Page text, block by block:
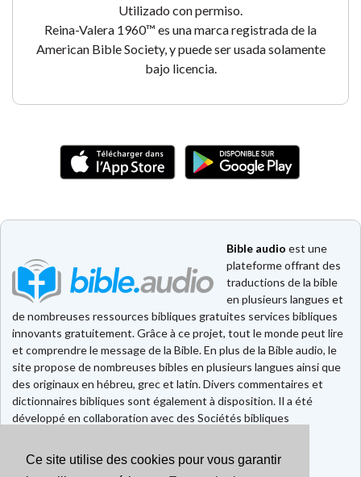
Ce site utilise des cookies pour vous garantir
Utilizado con permiso.
Reina-Valera 1960™ es una marca registrada de la
American Bible Society, y puede ser usada solamente
bajo licencia.
Bible audio est une
plateforme offrant des
traductions de la bible
en plusieurs langues et
de nombreuses ressources bibliques gratuites services bibliques
innovants gratuitement. Grâce à ce projet, tout le monde peut lire
et comprendre le message de la Bible. En plus de la Bible audio, le
site propose de nombreuses bibles en plusieurs langues ainsi que
des originaux en hébreu, grec et latin. Divers commentaires et
dictionnaires bibliques sont également à disposition. Il a été
développé en collaboration avec des Sociétés bibliques
Faire un don